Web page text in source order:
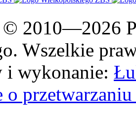
2010—2026
Wszelkie
i wykonanie:
o